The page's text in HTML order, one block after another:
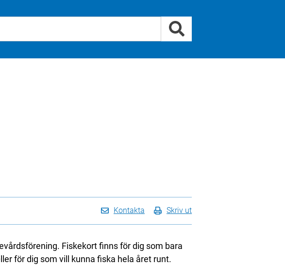
Kontakta Skriv ut
Fiskekort finns för dig som bara
för dig som vill kunna fiska hela året runt.